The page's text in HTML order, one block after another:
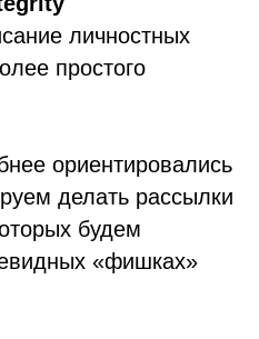
личностных
простого
ориентировались
делать рассылки
будем
«фишках»